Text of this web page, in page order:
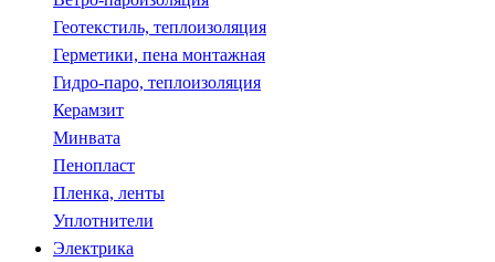
Геотекстиль, теплоизоляция
Герметики, пена монтажная
Гидро-паро, теплоизоляция
Керамзит
Минвата
Пенопласт
Пленка, ленты
Уплотнители
Электрика